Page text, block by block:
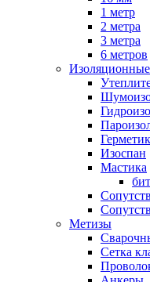
1 метр
2 метра
3 метра
6 метров
Герметик
Изоспан
Мастика
Метизы
Сетка